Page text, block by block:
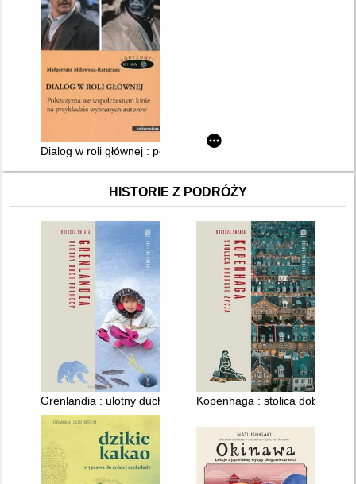
Dialog w roli głównej : polszczyzna we współczesnym kinie
HISTORIE Z PODRÓŻY
Grenlandia : ulotny duch północyKopenhaga : stolica dobrego